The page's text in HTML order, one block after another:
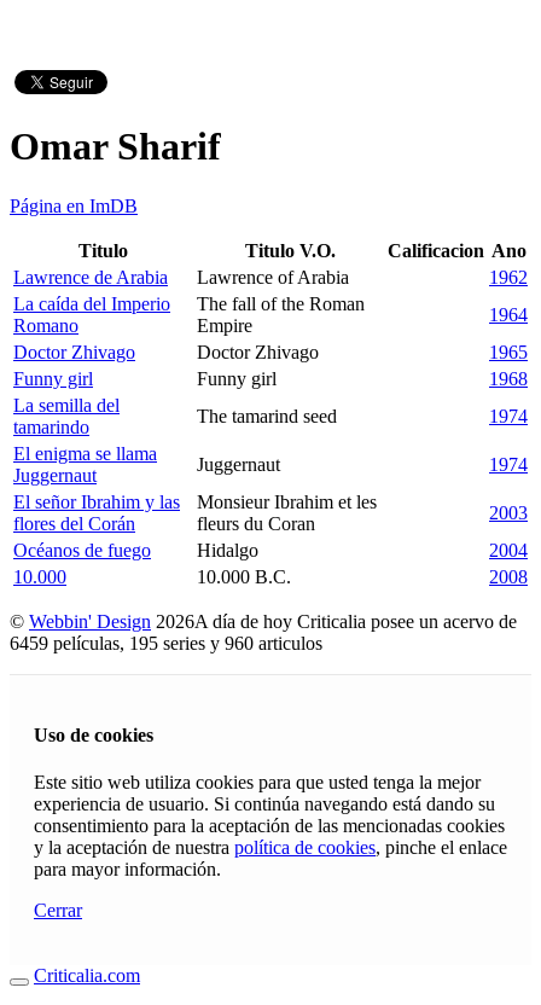
Omar Sharif
Página en ImDB
Titulo Titulo V.O. Calificacion Ano
Lawrence de Arabia
Lawrence of Arabia
1962
La caída del Imperio
Romano
The fall of the Roman
Empire
1964
Doctor Zhivago
Doctor Zhivago
1965
Funny girl
Funny girl
1968
La semilla del
tamarindo
The tamarind seed
1974
El enigma se llama
Juggernaut
Juggernaut
1974
El señor Ibrahim y las
flores del Corán
Monsieur Ibrahim et les
fleurs du Coran
2003
Océanos de fuego
Hidalgo
2004
10.000
10.000 B.C. 2008
© Webbin' Design 2026A día de hoy Criticalia posee un acervo de
6459 películas, 195 series y 960 articulos
Uso de cookies
Este sitio web utiliza cookies para que usted tenga la mejor
experiencia de usuario. Si continúa navegando está dando su
consentimiento para la aceptación de las mencionadas cookies
y la aceptación de nuestra política de cookies, pinche el enlace
para mayor información.
Cerrar
Criticalia.com